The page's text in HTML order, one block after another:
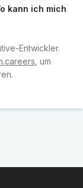
kann ich mich
Entwickler.
, um